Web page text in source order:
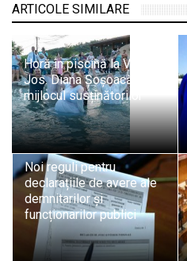
ARTICOLE SIMILARE
Horă în piscină la Vața de
Jos. Diana Șoșoacă, în
mijlocul susținătorilor
Noi reguli pentru
declarațiile de avere ale
demnitarilor și
funcționarilor publici